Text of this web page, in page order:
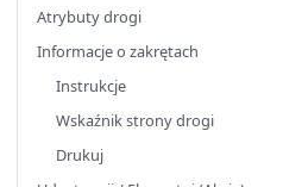
Atrybuty drogi
Informacje o zakrętach
Instrukcje
Wskaźnik strony drogi
Drukuj